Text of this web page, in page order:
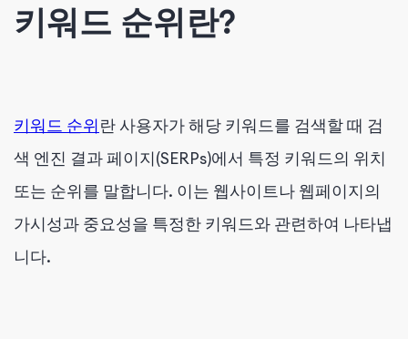
키워드 순위란?
키워드 순위란 사용자가 해당 키워드를 검색할 때 검
색 엔진 결과 페이지(SERPs)에서 특정 키워드의 위치
또는 순위를 말합니다. 이는 웹사이트나 웹페이지의
가시성과 중요성을 특정한 키워드와 관련하여 나타냅
니다.